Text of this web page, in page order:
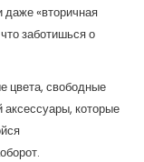
даже «вторичная
заботишься о
цвета, свободные
которые